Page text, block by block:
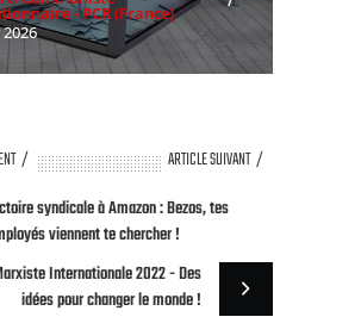
- PCR (France)
ARTICLE SUIVANT
syndicale à Amazon : Bezos, tes
viennent te chercher !
Internationale 2022 - Des
idées pour changer le monde !